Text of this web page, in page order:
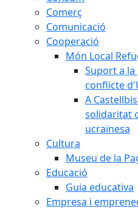
Comerç
Comunicació
Cooperació
Món Local
Suport a
conflicte
A
solidaritat
ucraïnesa
Cultura
Museu de la
Educació
Guia educativa
Empresa i